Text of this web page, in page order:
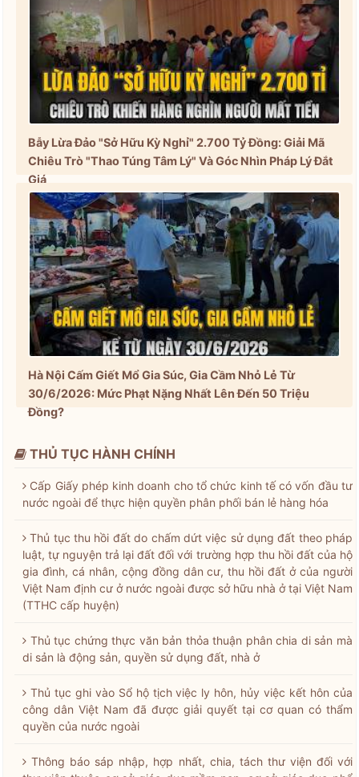
Bẫy Lừa Đảo "Sở Hữu Kỳ Nghỉ" 2.700 Tỷ Đồng: Giải Mã
Chiêu Trò "Thao Túng Tâm Lý" Và Góc Nhìn Pháp Lý Đắt
Giá
Hà Nội Cấm Giết Mổ Gia Súc, Gia Cầm Nhỏ Lẻ Từ
30/6/2026: Mức Phạt Nặng Nhất Lên Đến 50 Triệu
Đồng?
THỦ TỤC HÀNH CHÍNH
Cấp Giấy phép kinh doanh cho tổ chức kinh tế có vốn đầu tư
nước ngoài để thực hiện quyền phân phối bán lẻ hàng hóa
Thủ tục thu hồi đất do chấm dứt việc sử dụng đất theo pháp
luật, tự nguyện trả lại đất đối với trường hợp thu hồi đất của hộ
gia đình, cá nhân, cộng đồng dân cư, thu hồi đất ở của người
Việt Nam định cư ở nước ngoài được sở hữu nhà ở tại Việt Nam
(TTHC cấp huyện)
Thủ tục chứng thực văn bản thỏa thuận phân chia di sản mà
di sản là động sản, quyền sử dụng đất, nhà ở
Thủ tục ghi vào Sổ hộ tịch việc ly hôn, hủy việc kết hôn của
công dân Việt Nam đã được giải quyết tại cơ quan có thẩm
quyền của nước ngoài
Thông báo sáp nhập, hợp nhất, chia, tách thư viện đối với